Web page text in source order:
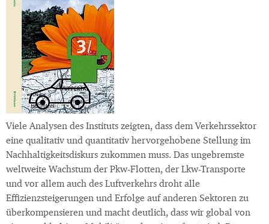
Viele Analysen des Instituts zeigten, dass dem Verkehrssektor
eine qualitativ und quantitativ hervorgehobene Stellung im
Nachhaltigkeitsdiskurs zukommen muss. Das ungebremste
weltweite Wachstum der Pkw-Flotten, der Lkw-Transporte
und vor allem auch des Luftverkehrs droht alle
Effizienzsteigerungen und Erfolge auf anderen Sektoren zu
überkompensieren und macht deutlich, dass wir global von